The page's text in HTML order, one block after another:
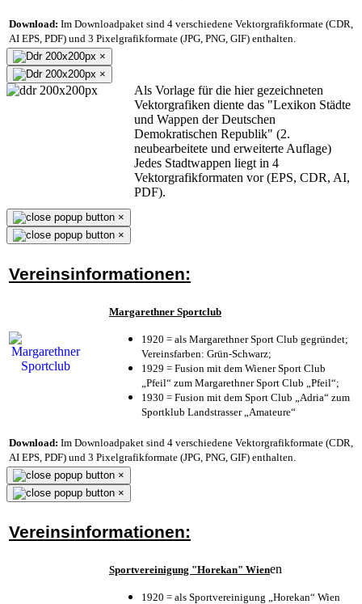
Download: Im Downloadpaket sind 4 verschiedene Vektorgrafikformate (CDR,
AI EPS, PDF) und 3 Pixelgrafikformate (JPG, PNG, GIF) enthalten.
×
×
Als Vorlage für die hier gezeichneten
Vektorgrafiken diente das "Lexikon Städte
und Wappen der Deutschen
Demokratischen Republik" (2.
neubearbeitete und erweiterte Auflage)
Jedes Stadtwappen liegt in 4
Vektorgrafikformaten vor (EPS, CDR, AI,
PDF).
×
×
Vereinsinformationen:
Margarethner Sportclub
1920 = als Margarethner Sport Club gegründet;
Vereinsfarben: Grün-Schwarz;
1929 = Fusion mit dem Wiener Sport Club
„Pfeil“ zum Margarethner Sport Club „Pfeil“;
1930 = Fusion mit dem Sport Club „Adria“ zum
Sportklub Landstrasser „Amateure“
Download: Im Downloadpaket sind 4 verschiedene Vektorgrafikformate (CDR,
AI EPS, PDF) und 3 Pixelgrafikformate (JPG, PNG, GIF) enthalten.
×
×
Vereinsinformationen:
Sportvereinigung "Horekan" Wienen
1920 = als Sportvereinigung „Horekan“ Wien